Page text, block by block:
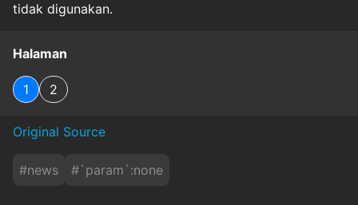
tidak digunakan.
Halaman
1 2
Original Source
#news #`param`:none